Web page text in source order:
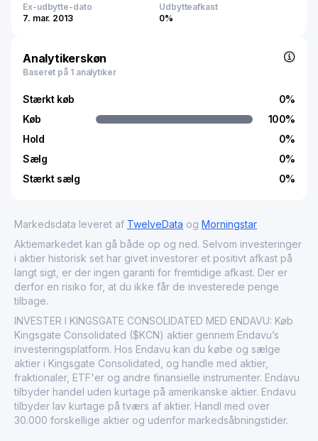
Ex-udbytte-dato
7. mar. 2013
Udbytteafkast
0%
Analytikerskøn
Baseret på 1 analytiker
Stærkt køb
Køb
Hold
Sælg
Stærkt sælg
0%
100%
0%
0%
0%
Markedsdata leveret af TwelveData og Morningstar
Aktiemarkedet kan gå både op og ned. Selvom investeringer
i aktier historisk set har givet investorer et positivt afkast på
langt sigt, er der ingen garanti for fremtidige afkast. Der er
derfor en risiko for, at du ikke får de investerede penge
tilbage.
INVESTER I KINGSGATE CONSOLIDATED MED ENDAVU: Køb
Kingsgate Consolidated ($KCN) aktier gennem Endavu’s
investeringsplatform. Hos Endavu kan du købe og sælge
aktier i Kingsgate Consolidated, og handle med aktier,
fraktionaler, ETF'er og andre finansielle instrumenter. Endavu
tilbyder handel uden kurtage på amerikanske aktier. Endavu
tilbyder lav kurtage på tværs af aktier. Handl med over
30.000 forskellige aktier og udenfor markedsåbningstider.